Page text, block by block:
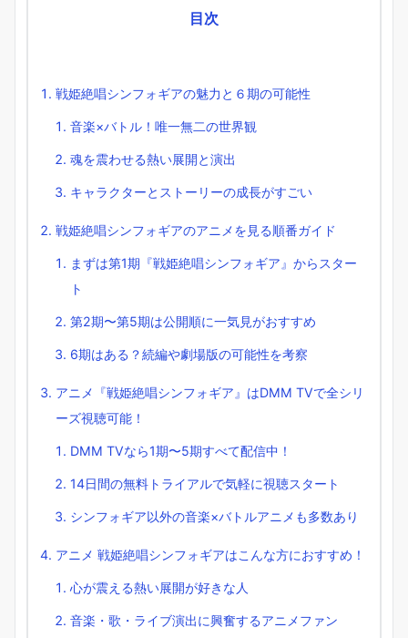
目次
戦姫絶唱シンフォギアの魅力と６期の可能性
音楽×バトル！唯一無二の世界観
魂を震わせる熱い展開と演出
キャラクターとストーリーの成長がすごい
戦姫絶唱シンフォギアのアニメを見る順番ガイド
まずは第1期『戦姫絶唱シンフォギア』からスター
ト
第2期〜第5期は公開順に一気見がおすすめ
6期はある？続編や劇場版の可能性を考察
アニメ『戦姫絶唱シンフォギア』はDMM TVで全シリ
ーズ視聴可能！
DMM TVなら1期〜5期すべて配信中！
14日間の無料トライアルで気軽に視聴スタート
シンフォギア以外の音楽×バトルアニメも多数あり
アニメ 戦姫絶唱シンフォギアはこんな方におすすめ！
心が震える熱い展開が好きな人
音楽・歌・ライブ演出に興奮するアニメファン